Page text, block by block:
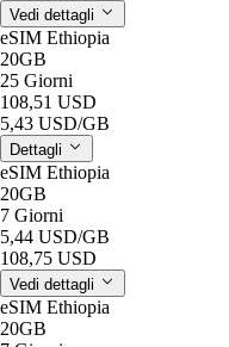
Vedi dettagli
eSIM Ethiopia
20GB
25 Giorni
108,51 USD
5,43 USD/GB
Dettagli
eSIM Ethiopia
20GB
7 Giorni
5,44 USD/GB
108,75 USD
Vedi dettagli
eSIM Ethiopia
20GB